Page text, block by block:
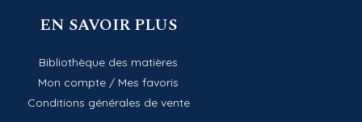
EN SAVOIR PLUS
Bibliothèque des matières
Mon compte / Mes favoris
Conditions générales de vente